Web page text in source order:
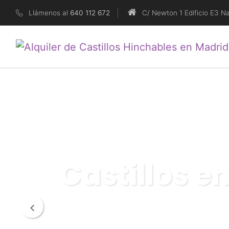
Llámenos al 640 112 672 C/ Newton 1 Edificio E3
Castillos